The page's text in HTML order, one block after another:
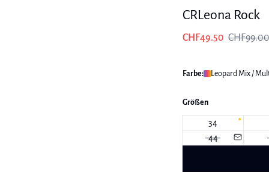
CRLeona Rock
CHF49.50 CHF99.00
Farbe: Leopard Mix /
Größen
34
44